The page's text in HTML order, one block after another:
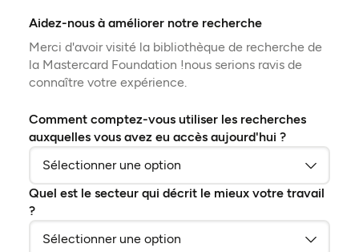
Aidez-nous à améliorer notre recherche
Merci d'avoir visité la bibliothèque de recherche de
la Mastercard Foundation !nous serions ravis de
connaître votre expérience.
Comment comptez-vous utiliser les recherches
auxquelles vous avez eu accès aujourd'hui ?
Quel est le secteur qui décrit le mieux votre travail
?